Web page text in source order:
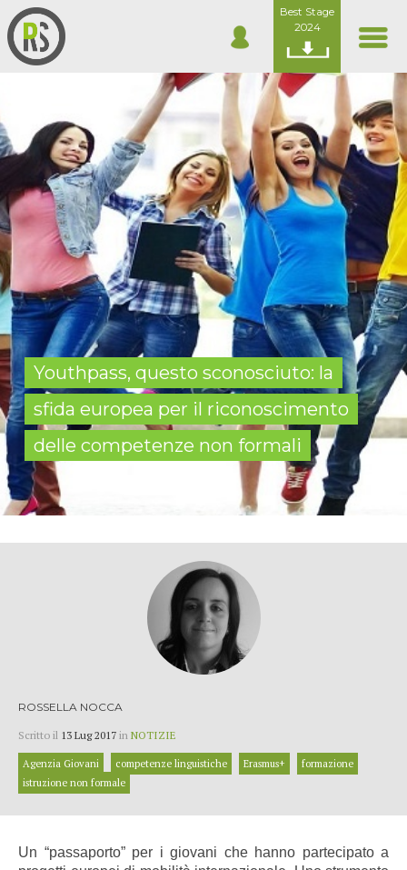
Best Stage
2024
Youthpass, questo sconosciuto: la
sfida europea per il riconoscimento
delle competenze non formali
ROSSELLA NOCCA
Scritto il 13 Lug 2017 in NOTIZIE
Agenzia Giovani competenze linguistiche Erasmus+
formazione
istruzione non formale
Un “passaporto” per i giovani che hanno partecipato a